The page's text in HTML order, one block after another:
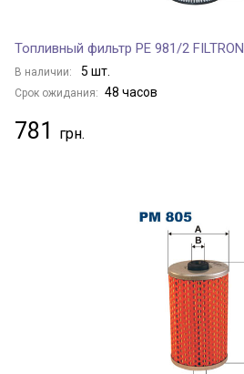
Топливный фильтр PE 981/2 FILTRON
В наличии: 5 шт.
Срок ожидания: 48 часов
781